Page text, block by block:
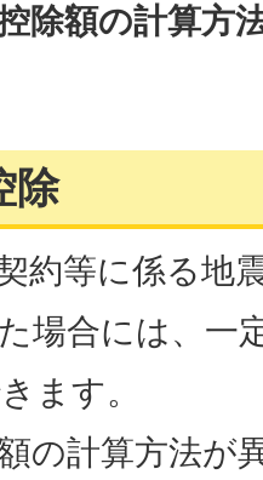
除額の計算方
除
約等に係る地
場合には、一
ます。
の計算方法が